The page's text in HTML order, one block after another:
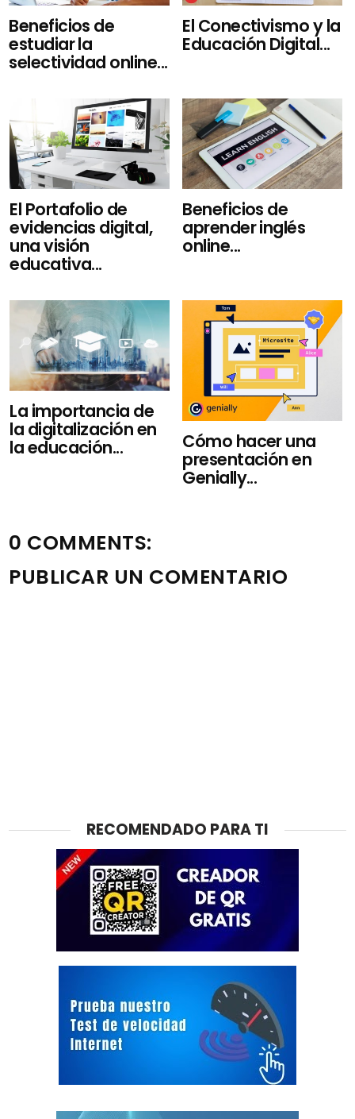
Beneficios de
estudiar la
selectividad online...
El Conectivismo y la
Educación Digital...
El Portafolio de
evidencias digital,
una visión
educativa...
Beneficios de
aprender inglés
online...
La importancia de
la digitalización en
la educación... Cómo hacer una
presentación en
Genially...
0 COMMENTS:
PUBLICAR UN COMENTARIO
RECOMENDADO PARA TI